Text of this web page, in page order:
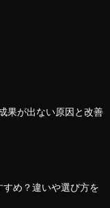
果が出ない原因と改善
め？違いや選び方を